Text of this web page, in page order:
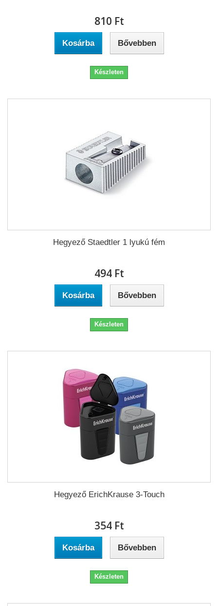
810 Ft‎
Kosárba Bővebben
Készleten
Hegyező Staedtler 1 lyukú fém
494 Ft‎
Kosárba Bővebben
Készleten
Hegyező ErichKrause 3-Touch
354 Ft‎
Kosárba Bővebben
Készleten